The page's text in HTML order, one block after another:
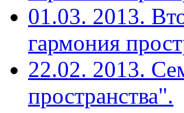
01.03. 2013.
гармония
22.02. 2013.
пространства".